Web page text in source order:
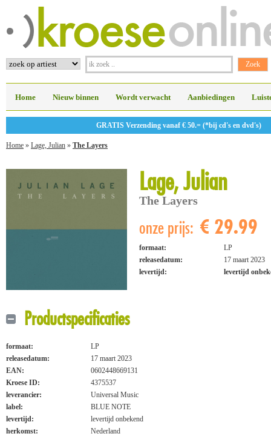
Home Nieuw binnen Wordt verwacht Aanbiedingen
GRATIS Verzending vanaf € 50.= (*bij cd's en dvd's)
Home » Lage, Julian » The Layers
Lage, Julian
The Layers
onze prijs: € 29.99
formaat:
LP
releasedatum:
17 maart 2023
levertijd:
levertijd
Productspecificaties
formaat:
LP
releasedatum:
17 maart 2023
EAN:
0602448669131
Kroese ID:
4375537
leverancier:
Universal Music
label:
BLUE NOTE
levertijd:
levertijd onbekend
herkomst:
Nederland